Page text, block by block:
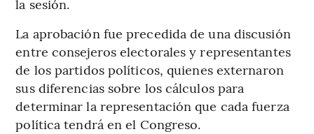
la sesión.
La aprobación fue precedida de una discusión
entre consejeros electorales y representantes
de los partidos políticos, quienes externaron
sus diferencias sobre los cálculos para
determinar la representación que cada fuerza
política tendrá en el Congreso.